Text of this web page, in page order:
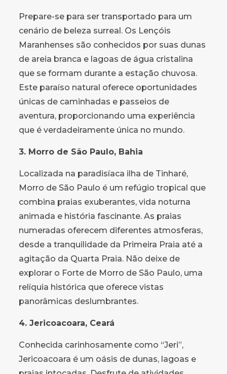
Prepare-se para ser transportado para um
cenário de beleza surreal. Os Lençóis
Maranhenses são conhecidos por suas dunas
de areia branca e lagoas de água cristalina
que se formam durante a estação chuvosa.
Este paraíso natural oferece oportunidades
únicas de caminhadas e passeios de
aventura, proporcionando uma experiência
que é verdadeiramente única no mundo.
3. Morro de São Paulo, Bahia
Localizada na paradisíaca ilha de Tinharé,
Morro de São Paulo é um refúgio tropical que
combina praias exuberantes, vida noturna
animada e história fascinante. As praias
numeradas oferecem diferentes atmosferas,
desde a tranquilidade da Primeira Praia até a
agitação da Quarta Praia. Não deixe de
explorar o Forte de Morro de São Paulo, uma
relíquia histórica que oferece vistas
panorâmicas deslumbrantes.
4. Jericoacoara, Ceará
Conhecida carinhosamente como “Jeri”,
Jericoacoara é um oásis de dunas, lagoas e